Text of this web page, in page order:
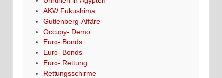
AKW Fukushima
Guttenberg-Affäre
Occupy- Demo
Euro- Bonds
Euro- Bonds
Euro- Rettung
Rettungsschirme